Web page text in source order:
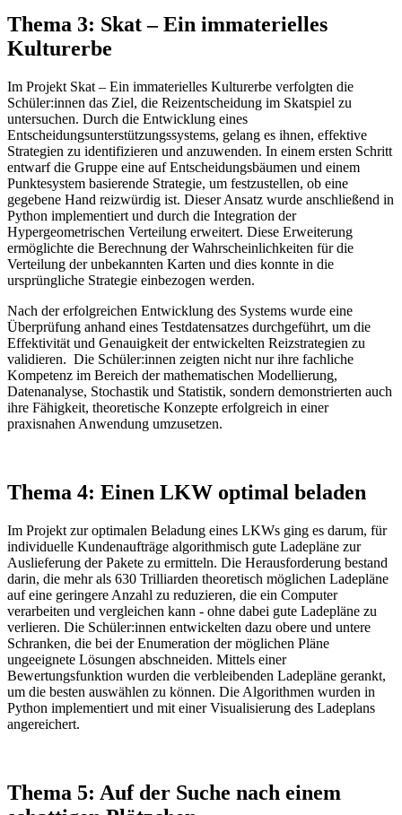
Thema 3: Skat – Ein immaterielles
Kulturerbe
Im Projekt Skat – Ein immaterielles Kulturerbe verfolgten die
Schüler:innen das Ziel, die Reizentscheidung im Skatspiel zu
untersuchen. Durch die Entwicklung eines
Entscheidungsunterstützungssystems, gelang es ihnen, effektive
Strategien zu identifizieren und anzuwenden. In einem ersten Schritt
entwarf die Gruppe eine auf Entscheidungsbäumen und einem
Punktesystem basierende Strategie, um festzustellen, ob eine
gegebene Hand reizwürdig ist. Dieser Ansatz wurde anschließend in
Python implementiert und durch die Integration der
Hypergeometrischen Verteilung erweitert. Diese Erweiterung
ermöglichte die Berechnung der Wahrscheinlichkeiten für die
Verteilung der unbekannten Karten und dies konnte in die
ursprüngliche Strategie einbezogen werden.
Nach der erfolgreichen Entwicklung des Systems wurde eine
Überprüfung anhand eines Testdatensatzes durchgeführt, um die
Effektivität und Genauigkeit der entwickelten Reizstrategien zu
validieren. Die Schüler:innen zeigten nicht nur ihre fachliche
Kompetenz im Bereich der mathematischen Modellierung,
Datenanalyse, Stochastik und Statistik, sondern demonstrierten auch
ihre Fähigkeit, theoretische Konzepte erfolgreich in einer
praxisnahen Anwendung umzusetzen.
Thema 4: Einen LKW optimal beladen
Im Projekt zur optimalen Beladung eines LKWs ging es darum, für
individuelle Kundenaufträge algorithmisch gute Ladepläne zur
Auslieferung der Pakete zu ermitteln. Die Herausforderung bestand
darin, die mehr als 630 Trilliarden theoretisch möglichen Ladepläne
auf eine geringere Anzahl zu reduzieren, die ein Computer
verarbeiten und vergleichen kann - ohne dabei gute Ladepläne zu
verlieren. Die Schüler:innen entwickelten dazu obere und untere
Schranken, die bei der Enumeration der möglichen Pläne
ungeeignete Lösungen abschneiden. Mittels einer
Bewertungsfunktion wurden die verbleibenden Ladepläne gerankt,
um die besten auswählen zu können. Die Algorithmen wurden in
Python implementiert und mit einer Visualisierung des Ladeplans
angereichert.
Thema 5: Auf der Suche nach einem